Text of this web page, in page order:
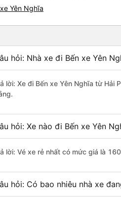
Yên Nghĩa
hỏi: Nhà xe đi Bến xe Yên
lời: Xe đi Bến xe Yên Nghĩa từ
hỏi: Xe nào đi Bến xe Yên
lời: Vé xe rẻ nhất có mức giá là
hỏi: Có bao nhiêu nhà xe